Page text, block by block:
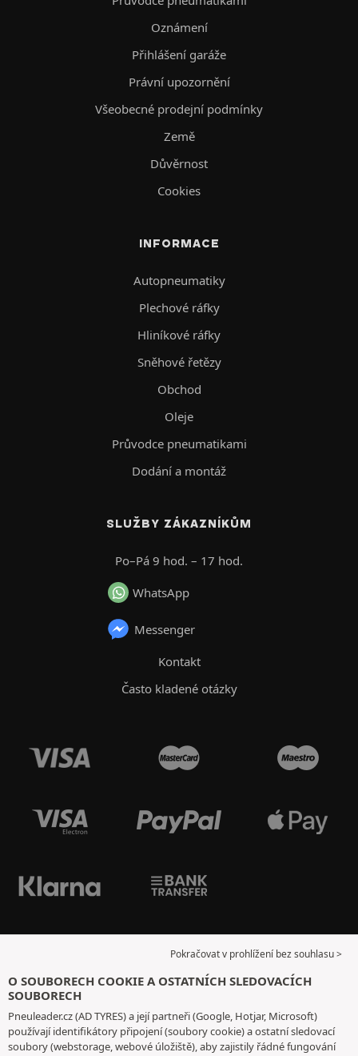
Oznámení
Přihlášení garáže
Právní upozornění
Všeobecné prodejní podmínky
Země
Důvěrnost
Cookies
INFORMACE
Autopneumatiky
Plechové ráfky
Hliníkové ráfky
Sněhové řetězy
Obchod
Oleje
Průvodce pneumatikami
Dodání a montáž
SLUŽBY ZÁKAZNÍKŮM
Po–Pá 9 hod. – 17 hod.
WhatsApp
Messenger
Kontakt
Často kladené otázky
Pokračovat v prohlížení bez souhlasu >
O SOUBORECH COOKIE A OSTATNÍCH SLEDOVACÍCH
SOUBORECH
Pneuleader.cz (AD TYRES) a její partneři (Google, Hotjar, Microsoft)
používají identifikátory připojení (soubory cookie) a ostatní sledovací
soubory (webstorage, webové úložiště), aby zajistily řádné fungování